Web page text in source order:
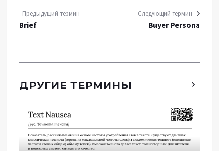
Предыдущий термин
Brief
Следующий термин
Buyer Persona
ДРУГИЕ ТЕРМИНЫ